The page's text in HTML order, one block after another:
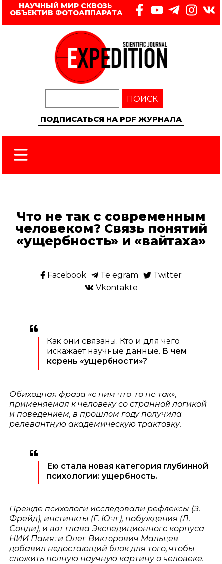
НАУЧНЫЙ МИР СКВОЗЬ
ОБЪЕКТИВ ФОТОАППАРАТА
ПОИСК
ПОДПИСАТЬСЯ НА PDF ЖУРНАЛА
Что не так с современным
человеком? Связь понятий
«ущербность» и «вайтаха»
Facebook Telegram
Twitter
Vkontakte
Как они связаны. Кто и для чего
искажает научные данные. В чем
корень «ущербности»?
Обиходная фраза «с ним что-то не так»,
применяемая к человеку со странной логикой
и поведением, в прошлом году получила
релевантную академическую трактовку.
Ею стала новая категория глубинной
психологии: ущербность.
Прежде психологи исследовали рефлексы (З.
Фрейд), инстинкты (Г. Юнг), побуждения (Л.
Сонди), и вот глава Экспедиционного корпуса
НИИ Памяти Олег Викторович Мальцев
добавил недостающий блок для того, чтобы
сложить полную научную картину о человеке.